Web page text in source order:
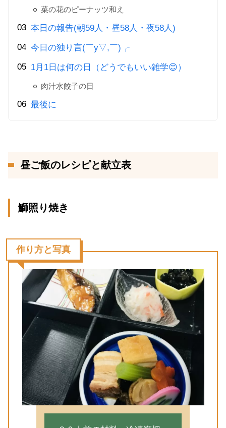
菜の花のピーナッツ和え
本日の報告(朝59人・昼58人・夜58人)
今日の独り言(￣y▽,￣)╭
1月1日は何の日（どうでもいい雑学😊）
肉汁水餃子の日
最後に
昼ご飯のレシピと献立表
鰤照り焼き
作り方と写真